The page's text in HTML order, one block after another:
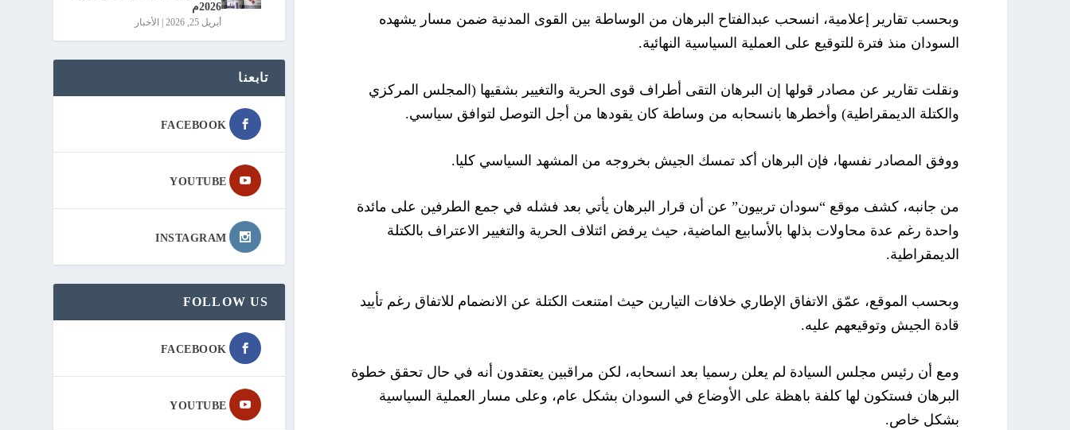
وبحسب تقارير إعلامية، انسحب عبدالفتاح البرهان من الوساطة بين القوى المدنية ضمن مسار يشهده
السودان منذ فترة للتوقيع على العملية السياسية النهائية.
ونقلت تقارير عن مصادر قولها إن البرهان التقى أطراف قوى الحرية والتغيير بشقيها (المجلس المركزي
والكتلة الديمقراطية) وأخطرها بانسحابه من وساطة كان يقودها من أجل التوصل لتوافق سياسي.
ووفق المصادر نفسها، فإن البرهان أكد تمسك الجيش بخروجه من المشهد السياسي كليا.
من جانبه، كشف موقع “سودان تربيون” عن أن قرار البرهان يأتي بعد فشله في جمع الطرفين على مائدة
واحدة رغم عدة محاولات بذلها بالأسابيع الماضية، حيث يرفض ائتلاف الحرية والتغيير الاعتراف بالكتلة
الديمقراطية.
وبحسب الموقع، عمّق الاتفاق الإطاري خلافات التيارين حيث امتنعت الكتلة عن الانضمام للاتفاق رغم تأييد
قادة الجيش وتوقيعهم عليه.
ومع أن رئيس مجلس السيادة لم يعلن رسميا بعد انسحابه، لكن مراقبين يعتقدون أنه في حال تحقق خطوة
البرهان فستكون لها كلفة باهظة على الأوضاع في السودان بشكل عام، وعلى مسار العملية السياسية
بشكل خاص.
2026م
أبريل 25, 2026 الأخبار
تابعنا
FACEBOOK
YOUTUBE
INSTAGRAM
FOLLOW US
FACEBOOK
YOUTUBE